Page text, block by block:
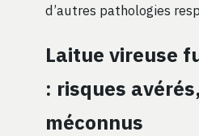
d’autres pathologies
Laitue vireuse
: risques
méconnus